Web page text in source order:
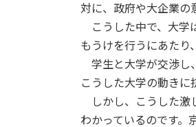
対に、政府や大企業の
こうした中で、大学
もうけを行うにあたり
学生と大学が交渉し
こうした大学の動きに
しかし、こうした激
わかっているのです。